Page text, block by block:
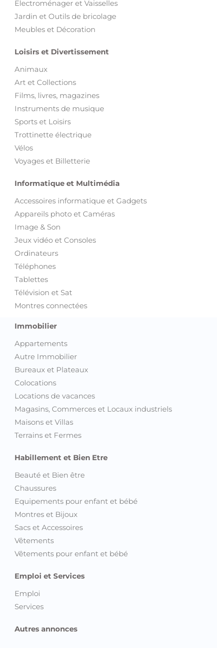
Electroménager et Vaisselles
Jardin et Outils de bricolage
Meubles et Décoration
Loisirs et Divertissement
Animaux
Art et Collections
Films, livres, magazines
Instruments de musique
Sports et Loisirs
Trottinette électrique
Vélos
Voyages et Billetterie
Informatique et Multimédia
Accessoires informatique et Gadgets
Appareils photo et Caméras
Image & Son
Jeux vidéo et Consoles
Ordinateurs
Téléphones
Tablettes
Télévision et Sat
Montres connectées
Immobilier
Appartements
Autre Immobilier
Bureaux et Plateaux
Colocations
Locations de vacances
Magasins, Commerces et Locaux industriels
Maisons et Villas
Terrains et Fermes
Habillement et Bien Etre
Beauté et Bien être
Chaussures
Equipements pour enfant et bébé
Montres et Bijoux
Sacs et Accessoires
Vêtements
Vêtements pour enfant et bébé
Emploi et Services
Emploi
Services
Autres annonces